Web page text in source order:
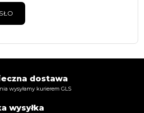
dostawa
wysyłamy kurierem GLS
wysyłka